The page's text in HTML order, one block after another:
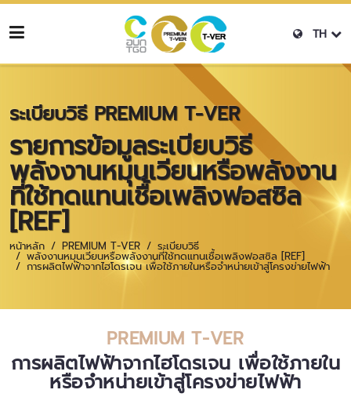
TH
ระเบียบวิธี PREMIUM T-VER
รายการข้อมูลระเบียบวิธี
พลังงานหมุนเวียนหรือพลังงาน
ที่ใช้ทดแทนเชื้อเพลิงฟอสซิล
[REF]
หน้าหลัก PREMIUM T-VER ระเบียบวิธี
พลังงานหมุนเวียนหรือพลังงานที่ใช้ทดแทนเชื้อเพลิงฟอสซิล [REF]
การผลิตไฟฟ้าจากไฮโดรเจน เพื่อใช้ภายในหรือจำหน่ายเข้าสู่โครงข่ายไฟฟ้า
PREMIUM T-VER
การผลิตไฟฟ้าจากไฮโดรเจน เพื่อใช้ภายใน
หรือจำหน่ายเข้าสู่โครงข่ายไฟฟ้า